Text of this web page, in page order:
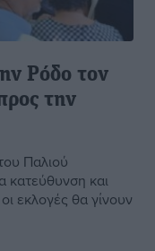
Ρόδο τον
την
Παλιού
κατεύθυνση και
εκλογές θα γίνουν